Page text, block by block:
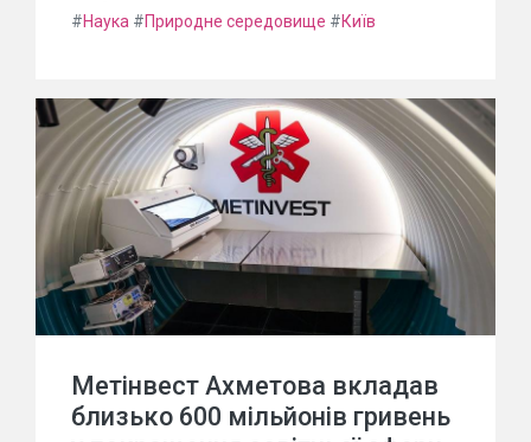
#Наука #Природне середовище #Київ
Метінвест Ахметова вкладав
близько 600 мільйонів гривень